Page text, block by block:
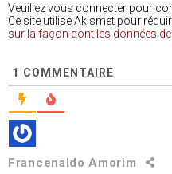
Veuillez vous connecter pour
Ce site utilise Akismet pour
sur la façon dont les données
1 COMMENTAIRE
Francenaldo Amorim